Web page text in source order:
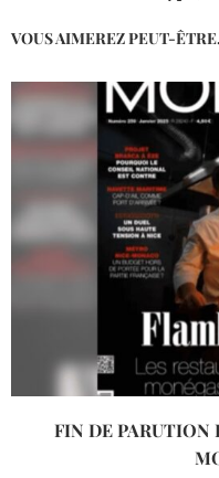
VOUS AIMEREZ PEUT-
FIN DE PARUTION